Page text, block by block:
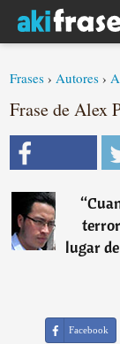
Frases ›Autores ›
Frase de Alex
“
lugar
Facebook